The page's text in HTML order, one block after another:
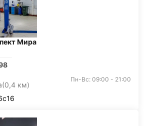
Мира
(0,4 км)
Пн-Вс: 09:00 - 21:00